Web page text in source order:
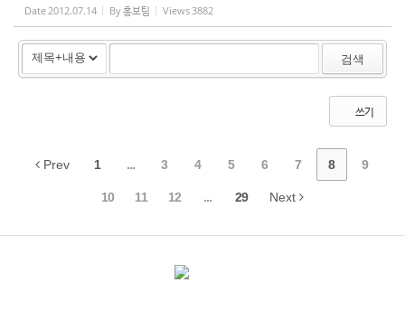
Date2012.07.14 By홍보팀 Views3882
검색
쓰기
Prev 1 ... 3 4 5 6 7 8 9
10 11 12 ... 29 Next